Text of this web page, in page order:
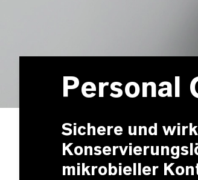
Personal
Sichere und
mikrobieller